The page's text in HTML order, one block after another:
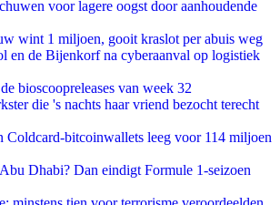
voor lagere oogst door aanhoudende
wint 1 miljoen, gooit kraslot per abuis weg
en de Bijenkorf na cyberaanval op logistiek
bioscoopreleases van week 32
die 's nachts haar vriend bezocht terecht
Coldcard-bitcoinwallets leeg voor 114 miljoen
Dhabi? Dan eindigt Formule 1-seizoen